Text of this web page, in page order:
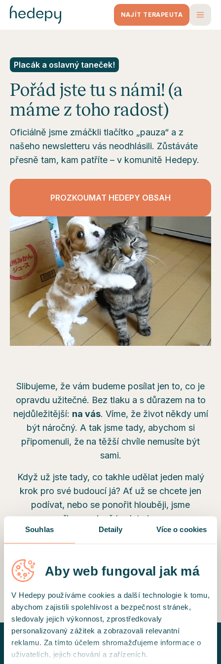
Souhlas Detaily Více o cookies
Aby web fungoval jak má
V Hedepy používáme cookies a další technologie k tomu,
abychom zajistili spolehlivost a bezpečnost stránek,
sledovaly jejich výkonnost, zprostředkovaly
personalizovaný zážitek a zobrazovali relevantní
reklamu. Za tímto účelem shromažďujeme informace o
uživatelích, jejich chování a zařízeních.
NAJÍT TERAPEUTA
Placák a oslavný taneček!
Pořád jste tu s námi! (a
máme z toho radost)
Oficiálně jsme zmáčkli tlačítko „pauza“ a z
našeho newsletteru vás neodhlásili. Zůstáváte
přesně tam, kam patříte – v komunitě Hedepy.
PROZKOUMAT HEDEPY OBSAH
Slibujeme, že vám budeme posílat jen to, co je
opravdu užitečné. Bez tlaku a s důrazem na to
nejdůležitější: na vás. Víme, že život někdy umí
být náročný. A tak jsme tady, abychom si
připomenuli, že na těžší chvíle nemusíte být
sami.
Když už jste tady, co takhle udělat jeden malý
krok pro své budoucí já? Ať už se chcete jen
podívat, nebo se ponořit hlouběji, jsme
připraveni, až budete i vy.
ZAREZERVOVAT SI SEZENÍ